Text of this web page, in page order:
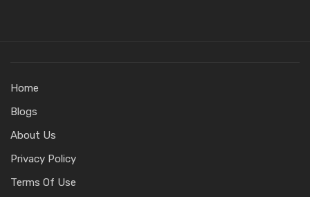
Home
Blogs
About Us
Privacy Policy
Terms Of Use